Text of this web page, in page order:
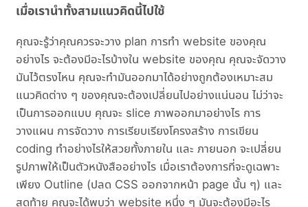
เมื่อเรานำทั้งสามแนวคิดนี้ไปใช้
คุณจะรู้ว่าคุณควรจะวาง plan การทำ website ของคุณ
อย่างไร จะต้องมีอะไรบ้างใน website ของคุณ คุณจะจัดวาง
มันไว้ตรงไหน คุณจะทำมันออกมาได้อย่างถูกต้องเหมาะสม
แนวคิดต่าง ๆ ของคุณจะต้องเปลี่ยนไปอย่างแน่นอน ไม่ว่าจะ
เป็นการออกแบบ คุณจะ slice ภาพออกมาอย่างไร การ
วางแผน การจัดวาง การเรียบเรียงโครงสร้าง การเขียน
coding ทำอย่างไรให้สวยทั้งภายใน และ ภายนอก จะเปลี่ยน
รูปภาพให้เป็นตัวหนังสืออย่างไร เมื่อเราต้องการที่จะดูเฉพาะ
เพียง Outline (ปลด CSS ออกจากหน้า page นั้น ๆ) และ
สุดท้าย คุณจะได้พบว่า website หนึ่ง ๆ มันจะต้องมีอะไร